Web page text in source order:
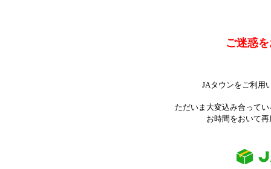
ご迷惑
JAタウンをご利用
ただいま大変込み合って
お時間をおいて